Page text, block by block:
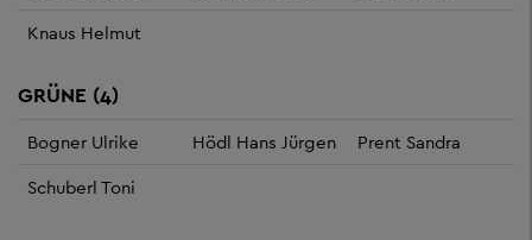
Knaus Helmut
GRÜNE (4)
Bogner Ulrike Hödl Hans Jürgen
Prent Sandra
Schuberl Toni